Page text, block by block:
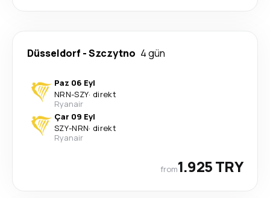
Düsseldorf -Szczytno 4 gün
Paz 06 Eyl
NRN-SZY· direkt
Ryanair
Çar 09 Eyl
SZY-NRN· direkt
Ryanair
from1.925 TRY